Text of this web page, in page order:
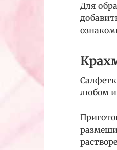
Для
любом